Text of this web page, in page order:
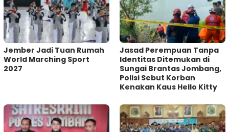
Jember Jadi Tuan Rumah
World Marching Sport
2027
Jasad Perempuan Tanpa
Identitas Ditemukan di
Sungai Brantas Jombang,
Polisi Sebut Korban
Kenakan Kaus Hello Kitty